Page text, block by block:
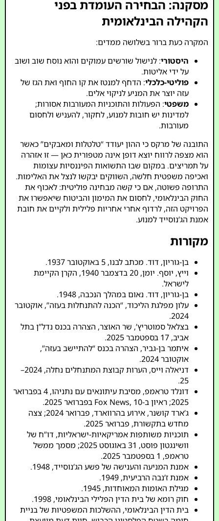
מסקנה: הבחירה העומדת בפני
הקהילה הבינלאומית
המקרה כעת ברור בשלושה ממדים:
היסטורי: לנישול שורשים עמוקים והוא נוסח שוב ושוב
על ידי אליטות.
פוליטי-כלכלי: הדחף למנטז את קו החוף ואת הגז של
עזה יוצר את המניע לניקוי אלים.
משפטי: הפעולות והתוכניות המעורבות אסורות;
למדינות יש חובות למנוע, לחקור, להעניש ולחסום
מעורבות.
התובנה של מרקס כי ההון יעודד “טלטלות ומאבקים” כאשר
הוא מצפה לרווח יוצא דופן אינה מטפורית כאן — זו אזהרה
על תמריצים. במקום שבו התשואות הפיננסיות עצומות
ואכיפה משפטית חלשה, השווקים יבקשו לנצל את האלימות.
התרופה פשוטה, אם כי קשה מבחינה פוליטית: לאכוף את
החוק הבינלאומי, לחסום את המימון והביטוח שיאפשרו את
הפרויקט הזה, לרדוף אחרי אחריות פלילית ולקיים את חובת
אמנת הג’נוסייד למנוע.
מקורות
בן-גוריון, דוד. מכתב לבנו, 5 באוקטובר 1937.
וייץ, יוסף. יומן, 20 בדצמבר 1940, הקרן הקיימת
לישראל.
בן-גוריון, דוד. נאום במהלך הנכבה, 1948.
עלון מפלגת הליכוד, “הכנה להתנחלות בעזה”, אוקטובר
2024.
בצלאל סמוטריץ’, שר האוצר, הצהרה בכנס נדל”ן בתל
אביב, 17 בספטמבר 2025.
איתמר בן-גביר, הצהרה בכנס “להתיישב בעזה”,
אוקטובר 2024.
דניאלה וייס, הערות קבוצת המתנחלים נחלה, 2024–
25.
דונלד טראמפ, מסיבת עיתונאים עם נתניהו, 4 בפברואר
2025; ראיון ב-Fox News, 10 בפברואר 2025.
ג’ארד קושנר, אירוע בהרווארד, פברואר 2024; צצה
מחדש בתקשורת, פברואר 2025.
תוכניות משותפות אמריקאיות-ישראליות, דו”ח של
וושינגטון פוסט, 31 באוגוסט 2025; מסמך ממשל
טראמפ, 1 בספטמבר 2025.
אמנת המניעה והענישה של פשע הג’נוסייד, 1948.
אמנת ז’נבה הרביעית, 1949.
מגילת האומות המאוחדות, 1945.
חוק רומא של בית הדין הפלילי הבינלאומי, 1998.
בית הדין הבינלאומי, ההשלכות המשפטיות של בניית